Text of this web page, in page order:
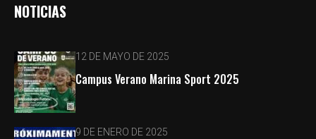
NOTICIAS
12 DE MAYO DE 2025
Campus Verano Marina Sport 2025
9 DE ENERO DE 2025